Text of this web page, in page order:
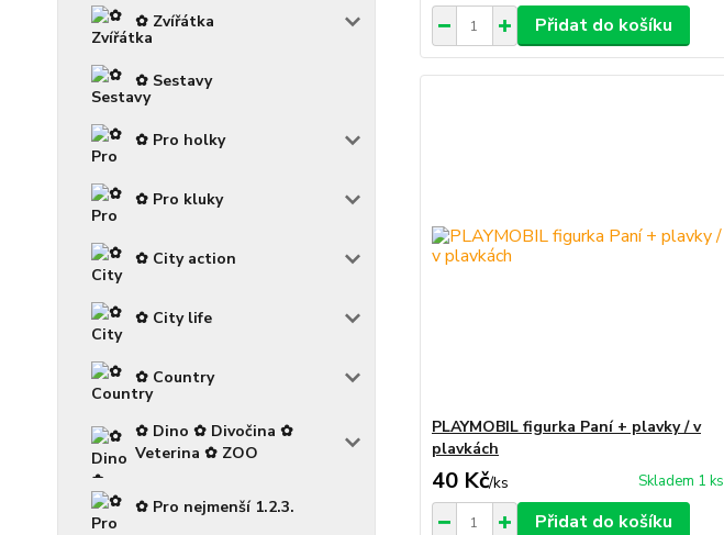
✿ Zvířátka
✿ Sestavy
✿ Pro holky
✿ Pro kluky
✿ City action
✿ City life
✿ Country
✿ Dino ✿ Divočina ✿
Veterina ✿ ZOO
✿ Pro nejmenší 1.2.3.
Přidat do košíku
PLAYMOBIL figurka Paní + plavky / v
plavkách
40 Kč/ks Skladem 1 ks
Přidat do košíku